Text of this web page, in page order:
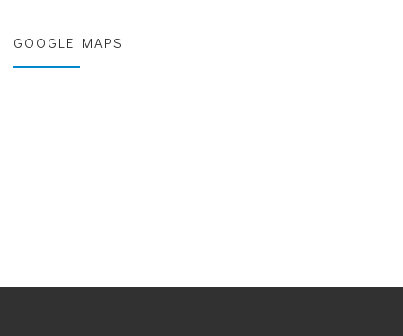
GOOGLE MAPS